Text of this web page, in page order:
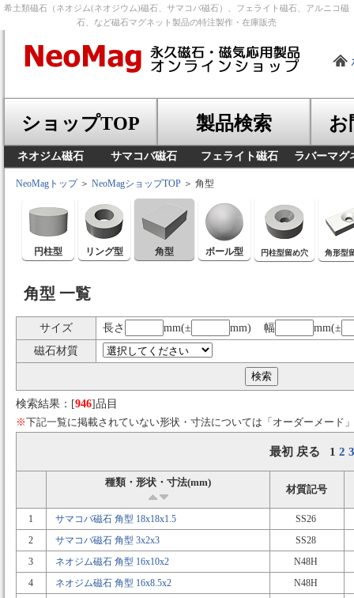
希土類磁石（ネオジム(ネオジウム)磁石、サマコバ磁石）、フェライト磁石、アルニコ磁
石、など磁石マグネット製品の特注製作・在庫販売
ショップTOP 製品検索 お
ネオジム磁石 サマコバ磁石 フェライト磁石 ラバーマグ
NeoMagトップ＞ NeoMagショップTOP ＞ 角型
円柱型 リング型 角型 ボール型 円柱型留め穴 角形型
角型 一覧
サイズ 長さ mm(± mm) 幅
mm(±
磁石材質
検索結果：[946]品目
※下記一覧に掲載されていない形状・寸法については「オーダーメード
最初 戻る 1 2 3
種類・形状・寸法(mm)
材質記号
1 サマコバ磁石 角型 18x18x1.5
SS26
2
サマコバ磁石 角型 3x2x3
SS28
3
ネオジム磁石 角型 16x10x2
N48H
4
ネオジム磁石 角型 16x8.5x2
N48H